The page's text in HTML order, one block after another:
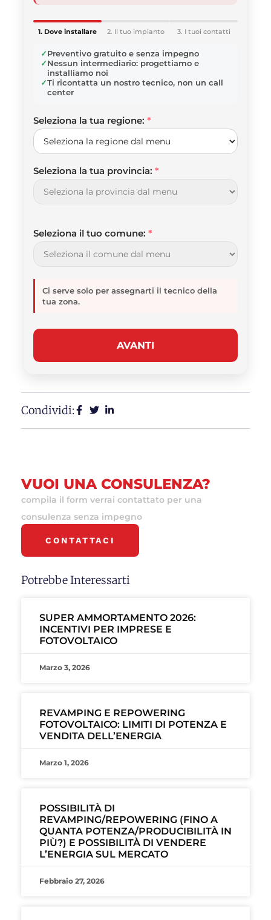
1. Dove installare 2. Il tuo impianto 3. I tuoi contatti
Preventivo gratuito e senza impegno
Nessun intermediario: progettiamo e
installiamo noi
Ti ricontatta un nostro tecnico, non un call
center
Seleziona la tua regione: *
Seleziona la tua provincia: *
Seleziona il tuo comune: *
Ci serve solo per assegnarti il tecnico della
tua zona.
AVANTI
Condividi:
VUOI UNA CONSULENZA?
compila il form verrai contattato per una
consulenza senza impegno
CONTATTACI
Potrebbe Interessarti
SUPER AMMORTAMENTO 2026:
INCENTIVI PER IMPRESE E
FOTOVOLTAICO
Marzo 3, 2026
REVAMPING E REPOWERING
FOTOVOLTAICO: LIMITI DI POTENZA E
VENDITA DELL’ENERGIA
Marzo 1, 2026
POSSIBILITÀ DI
REVAMPING/REPOWERING (FINO A
QUANTA POTENZA/PRODUCIBILITÀ IN
PIÙ?) E POSSIBILITÀ DI VENDERE
L’ENERGIA SUL MERCATO
Febbraio 27, 2026